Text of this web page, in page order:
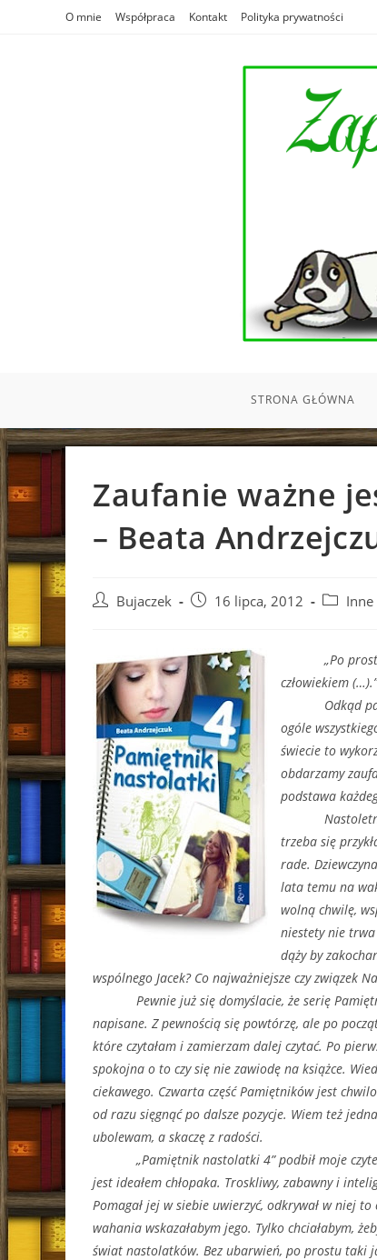
O mnie Współpraca Kontakt Polityka prywatności
STRONA GŁÓWNA
Zaufanie ważne
– Beata
Post Bujaczek
Post 16 lipca, 2012
Post Inne
„Po prostu w
człowiekiem
Odkąd
ogóle
świecie to
obdarzamy
podstawa
Nastoletnia
trzeba się
rade.
lata temu na
wolną chwilę,
niestety nie trwa
dąży by
wspólnego Jacek? Co najważniejsze czy związek
Pewnie już się domyślacie, że serię
napisane. Z pewnością się powtórzę, ale po
które czytałam i zamierzam dalej czytać. Po
spokojna o to czy się nie zawiodę na książce.
ciekawego. Czwarta część Pamiętników jest
od razu sięgnąć po dalsze pozycje. Wiem też
ubolewam, a skaczę z radości.
„Pamiętnik nastolatki 4” podbił moje
jest ideałem chłopaka. Troskliwy, zabawny i
Pomagał jej w siebie uwierzyć, odkrywał w niej
wahania wskazałabym jego. Tylko chciałabym,
świat nastolatków. Bez ubarwień, po prostu taki